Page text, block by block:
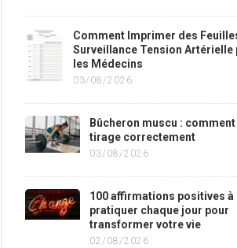
Comment Imprimer des
Surveillance Tension Artérielle
les Médecins
03/08/2026
Bûcheron muscu :
tirage correctement
03/08/2026
100 affirmations positives à
pratiquer chaque jour pour
transformer votre vie
02/08/2026